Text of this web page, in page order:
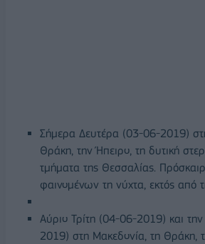
Σήμερα Δευτέρα (03-06-2019)
Θράκη, την Ήπειρο, τη δυτική
τμήματα της Θεσσαλίας.
φαινομένων τη νύχτα, εκτός από
Αύριο Τρίτη (04-06-2019) και
2019) στη Μακεδονία, τη Θράκη,